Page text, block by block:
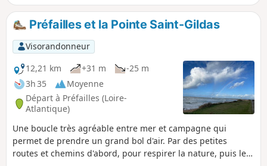
port authentique haut en couleurs ! Je ne vous en dis pas
plus. Vous pourrez continuer la balade jusqu'à la mer et
profiter d'un cadre ressourçant : rien que vous et la mer !
Préfailles et la Pointe Saint-Gildas
Visorandonneur
12,21 km
+31 m
-25 m
3h 35
Moyenne
Départ à Préfailles (Loire-
Atlantique)
Une boucle très agréable entre mer et campagne qui
permet de prendre un grand bol d'air. Par des petites
routes et chemins d'abord, pour respirer la nature, puis le